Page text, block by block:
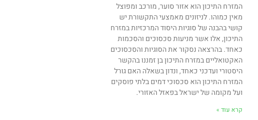
המזרח התיכון הוא אזור סוער, מורכב ומפוצל
מאין כמוהו. לניזונים מאמצעי התקשורת יש
קושי בהבנה של סוגיות היסוד המרכזיות במזרח
התיכון, אלו אשר מניעות סכסוכים והסכמות
כאחד. בהרצאה נסקור את הסוגיות והסכסוכים
האקטואליים במזרח התיכון בן זמננו בהקשר
היסטורי ועדכני כאחד, ונדון בשאלה האם גורל
המזרח התיכון הוא סכסוכי דמים בלתי פוסקים
ועל מקומה של ישראל בפאזל האזורי.
קרא עוד »